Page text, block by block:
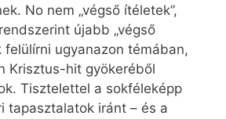
No nem „végső ítéletek”,
újabb „végső
felülírni ugyanazon témában,
Krisztus-hit gyökeréből
Tisztelettel a sokféleképp
tapasztalatok iránt – és a